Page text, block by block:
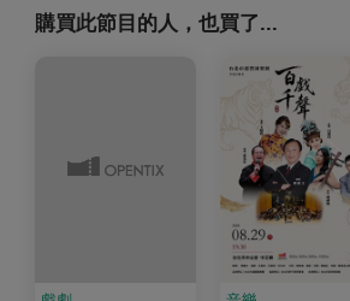
購買此節目的人，也買了...